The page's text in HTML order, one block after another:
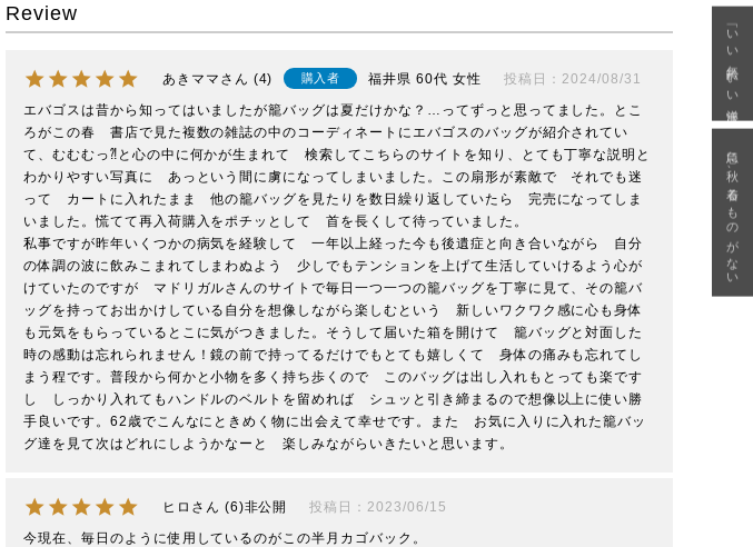
Review
あきママ 4 購入者 福井県 60代 女性 投稿日
2024/08/31
エバゴスは昔から知ってはいましたが籠バッグは夏だけかな？…ってずっと思ってました。とこ
ろがこの春　書店で見た複数の雑誌の中のコーディネートにエバゴスのバッグが紹介されてい
て、むむむっ⁈と心の中に何かが生まれて　検索してこちらのサイトを知り、とても丁寧な説明と
わかりやすい写真に　あっという間に虜になってしまいました。この扇形が素敵で　それでも迷
って　カートに入れたまま　他の籠バッグを見たりを数日繰り返していたら　完売になってしま
いました。慌てて再入荷購入をポチッとして　首を長くして待っていました。
私事ですが昨年いくつかの病気を経験して　一年以上経った今も後遺症と向き合いながら　自分
の体調の波に飲みこまれてしまわぬよう　少しでもテンションを上げて生活していけるよう心が
けていたのですが　マドリガルさんのサイトで毎日一つ一つの籠バッグを丁寧に見て、その籠バ
ッグを持ってお出かけしている自分を想像しながら楽しむという　新しいワクワク感に心も身体
も元気をもらっているとこに気がつきました。そうして届いた箱を開けて　籠バッグと対面した
時の感動は忘れられません！鏡の前で持ってるだけでもとても嬉しくて　身体の痛みも忘れてし
まう程です。普段から何かと小物を多く持ち歩くので　このバッグは出し入れもとっても楽です
し　しっかり入れてもハンドルのベルトを留めれば　シュッと引き締まるので想像以上に使い勝
手良いです。62歳でこんなにときめく物に出会えて幸せです。また　お気に入りに入れた籠バッ
グ達を見て次はどれにしようかなーと　楽しみながらいきたいと思います。
ヒロ 6 非公開 投稿日
2023/06/15
今現在、毎日のように使用しているのがこの半月カゴバック。
「いい年齢 いい洋服」
急に秋、着るものがない